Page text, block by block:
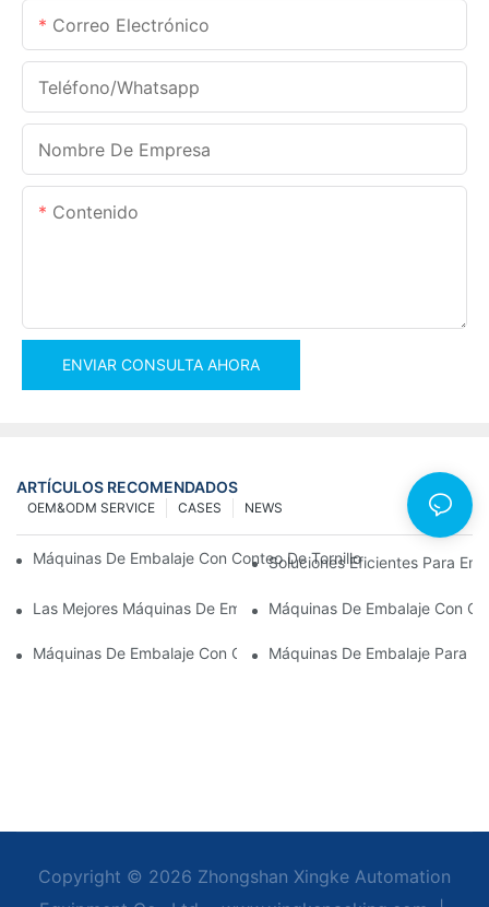
Correo Electrónico
Teléfono/whatsapp
Nombre De Empresa
Contenido
ENVIAR CONSULTA AHORA
ARTÍCULOS RECOMENDADOS
NEWS
CASES
OEM&ODM SERVICE
Máquinas De Embalaje Con Conteo De Tornillos Para Obtener
Soluciones Eficientes Para
Las Mejores Máquinas De Embalaje De Hardware Para Un
Máquinas De Embalaje Con
Máquinas De Embalaje Con Conteo De Tornillos: La
Máquinas De Embalaje Para
Copyright © 2026 Zhongshan Xingke Automation